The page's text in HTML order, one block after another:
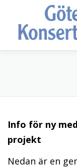
content
MEDLEMMAR
Info för ny
projekt
Nedan är en